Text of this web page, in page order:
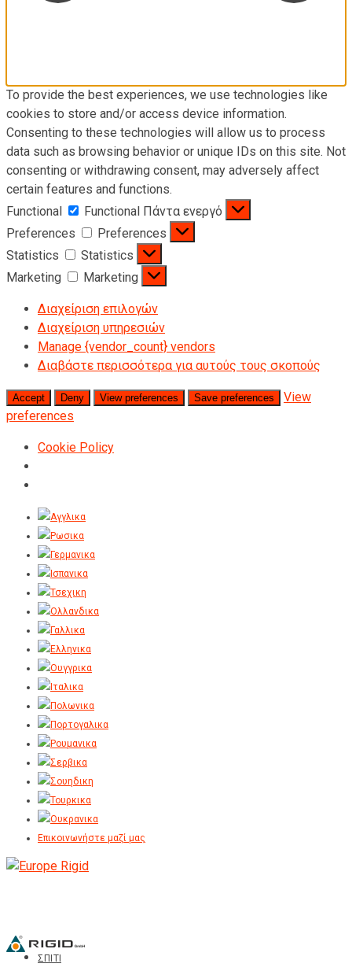
To provide the best experiences, we use technologies like
cookies to store and/or access device information.
Consenting to these technologies will allow us to process
data such as browsing behavior or unique IDs on this site. Not
consenting or withdrawing consent, may adversely affect
certain features and functions.
Functional
Functional Πάντα ενεργό
Preferences
Preferences
Statistics
Statistics
Marketing
Marketing
Διαχείριση επιλογών
Διαχείριση υπηρεσιών
Manage {vendor_count} vendors
Διαβάστε περισσότερα για αυτούς τους σκοπούς
Accept Deny View preferences Save preferences
View
preferences
Cookie Policy
Επικοινωνήστε μαζί μας
ΣΠΙΤΙ